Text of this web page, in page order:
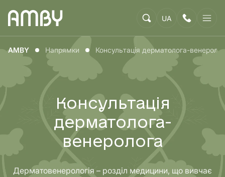
UA
AMBY Напрямки Консультація дерматолога-
Консультація
дерматолога-
венеролога
Дерматовенерологія – розділ медицини, що вивчає